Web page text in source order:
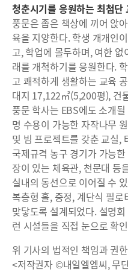
청춘시기를 응원하는 최첨단
풍문은 좁은 책상에 끼어 앉
육을 지양한다. 학생 개개인
고, 학업에 몰두하며, 여한
래를 개척하기를 응원한다.
고 쾌적하게 생활하는 교육
대지 17,122㎡(5,200평), 건
풍문 학사는 EBS에도 소개
명 수용이 가능한 자작나무
및 빔 프로젝트를 갖춘 교실,
국제규격 농구 경기가 가능
장이 있는 체육관, 천문대 등
실내의 동선으로 이어질 수
복층형 홀, 중정, 계단식 필
맞닿도록 설계되었다. 설명
런 시설들을 직접 눈으로 확
위 기사의 법적인 책임과 권
<저작권자 ©내일엘엠씨, 무